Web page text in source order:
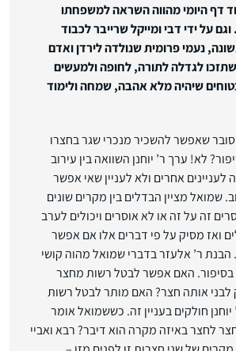
דף היומי מהווה השראה למשפחתו
על ידי דבי ומייקל שרייבר לכבוד
נעמי פרומית שנולדה לירדן ואדם
לגדלה לתורה, לחופה ולמעשים
שיהיה מלא אהבה, שמחה ולימוד
סובר שאפשר להשכיר מנכרי שגר בחצרו
לא! ערך ר’ יוחנן השוואה בין עירוב
אחרים ולא לעניין שאי אפשר
שמואל מציין הבדלים בין מקרים שונים
זה על זה או לא אוסרים ויכולים לערב
ואז מסיק על פי דברים אלו אם אפשר
ר’ אלעזר בדברי שמואל מהוה קושי
בסיפור. האם אפשר לבטל רשות מחצר
לבני אותה חצר? האם מותר לבטל רשות
חולקים בעניין זה. כששמואל אומר
לחצר באיזה מקרה הוא דיבר? רבא ואביי